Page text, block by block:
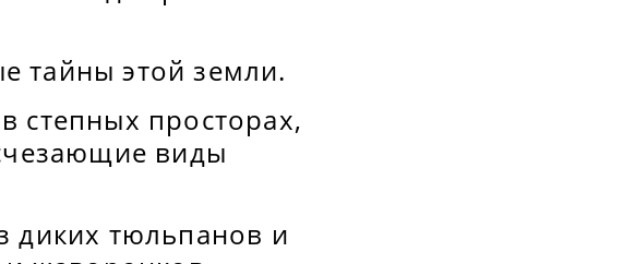
тайны этой земли.
степных просторах,
виды
диких тюльпанов и